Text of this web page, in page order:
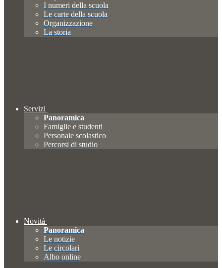
I numeri della scuola
Le carte della scuola
Organizzazione
La storia
Servizi
Panoramica
Famiglie e studenti
Personale scolastico
Percorsi di studio
Novità
Panoramica
Le notizie
Le circolari
Albo online